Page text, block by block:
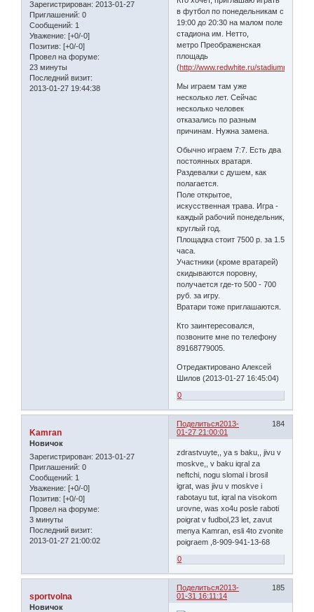
Зарегистрирован: 2013-01-27
Приглашений: 0
Сообщений: 1
Уважение: [+0/-0]
Позитив: [+0/-0]
Провел на форуме:
23 минуты
Последний визит:
2013-01-27 19:44:38
в футбол по понедельникам с
19:00 до 20:30 на малом поле
стадиона им. Нетто,
метро Преображенская
площадь
(http://www.redwhite.ru/
Мы играем там уже
несколько лет. Сейчас
несколько человек
отказались по разным
причинам. Нужна замена.
Обычно играем 7:7. Есть два
постоянных вратаря.
Раздевалки с душем, как
полагается.
Поле открытое,
искусственная трава. Игра -
каждый рабочий понедельник,
круглый год.
Площадка стоит 7500 р. за 1.5
часа.
Участники (кроме вратарей)
скидываются поровну,
получается где-то 500 - 700
руб. за игру.
Вратари тоже приглашаются.
Кто заинтересовался,
позвоните мне по телефону
89168779005.
Отредактировано Алексей
Шилов (2013-01-27 16:45:04)
0
Поделиться 184
2013-
01-27 21:00:01
Kamran
Новичок
Зарегистрирован: 2013-01-27
Приглашений: 0
Сообщений: 1
Уважение: [+0/-0]
Позитив: [+0/-0]
Провел на форуме:
3 минуты
Последний визит:
2013-01-27 21:00:02
zdrastvuyte,, ya s baku,, jivu v
moskve,, v baku iqral za
neftchi, nogu slomal i brosil
igrat, was jivu v moskve i
rabotayu tut, iqral na visokom
urovne, was xo4u posle raboti
poigrat v fudbol,23 let, zavut
menya Kamran, esli 4to zvonite
poigraem ,8-909-941-13-68
0
Поделиться 185
2013-
01-31 16:11:14
sportvolna
Новичок